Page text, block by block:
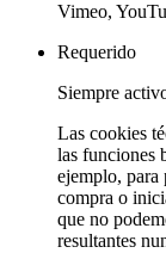
Vimeo,
Requerido
Siempre
Las cookies
las funciones
ejemplo, para
compra o
que no
resultantes